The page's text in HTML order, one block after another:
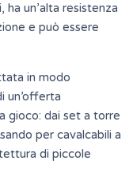
un’alta resistenza
e può essere
in modo
un’offerta
gioco: dai set a torre
per cavalcabili a
di piccole